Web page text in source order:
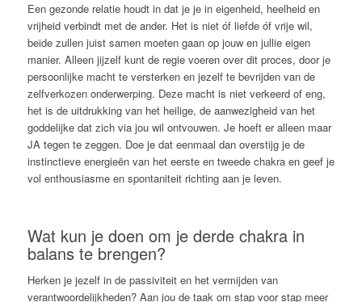
Een gezonde relatie houdt in dat je je in eigenheid, heelheid en
vrijheid verbindt met de ander. Het is niet óf liefde óf vrije wil,
beide zullen juist samen moeten gaan op jouw en jullie eigen
manier. Alleen jijzelf kunt de regie voeren over dit proces, door je
persoonlijke macht te versterken en jezelf te bevrijden van de
zelfverkozen onderwerping. Deze macht is niet verkeerd of eng,
het is de uitdrukking van het heilige, de aanwezigheid van het
goddelijke dat zich via jou wil ontvouwen. Je hoeft er alleen maar
JA tegen te zeggen. Doe je dat eenmaal dan overstijg je de
instinctieve energieën van het eerste en tweede chakra en geef je
vol enthousiasme en spontaniteit richting aan je leven.
Wat kun je doen om je derde chakra in
balans te brengen?
Herken je jezelf in de passiviteit en het vermijden van
verantwoordelijkheden? Aan jou de taak om stap voor stap meer